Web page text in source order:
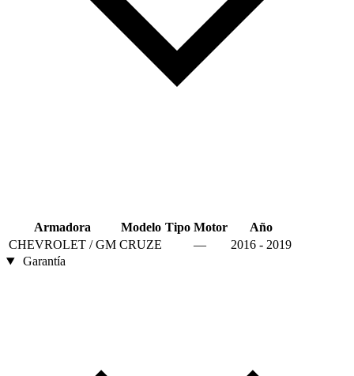
Armadora Modelo Tipo Motor
Año
CHEVROLET / GM CRUZE —
2016 - 2019
Garantía